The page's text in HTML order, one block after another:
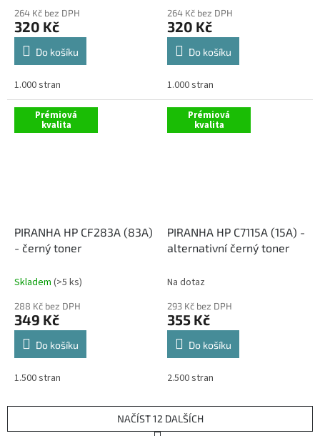
264 Kč bez DPH
320 Kč
Do košíku
1.000 stran
264 Kč bez DPH
320 Kč
Do košíku
1.000 stran
Prémiová
kvalita
PIRANHA HP CF283A (83A)
- černý toner
Skladem (>5 ks)
288 Kč bez DPH
349 Kč
Do košíku
1.500 stran
Prémiová
kvalita
PIRANHA HP C7115A (15A) -
alternativní černý toner
Na dotaz
293 Kč bez DPH
355 Kč
Do košíku
2.500 stran
NAČÍST 12 DALŠÍCH